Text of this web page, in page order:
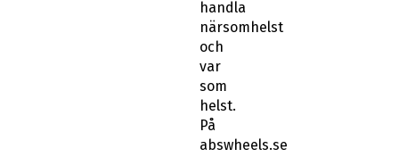
närsomhelst
och
var
som
helst.
På
abswheels.se
har